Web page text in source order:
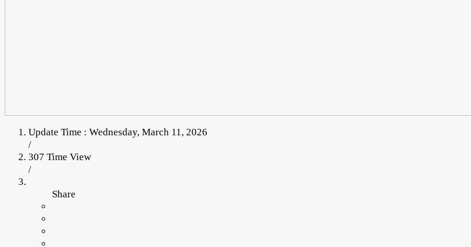
Update Time : Wednesday, March 11, 2026
/
307 Time View
/
Share